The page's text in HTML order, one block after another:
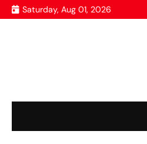
Skip
to
Saturday, Aug 01, 2026